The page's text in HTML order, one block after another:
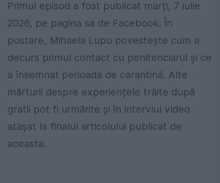
Primul episod a fost publicat marți, 7 iulie
2026, pe pagina sa de Facebook. În
postare, Mihaela Lupu povestește cum a
decurs primul contact cu penitenciarul și ce
a însemnat perioada de carantină. Alte
mărturii despre experiențele trăite după
gratii pot fi urmărite și în interviul video
atașat la finalul articolului publicat de
aceasta.